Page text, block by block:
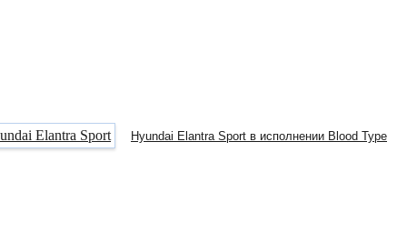
Hyundai Elantra Sport в исполнении Blood Type